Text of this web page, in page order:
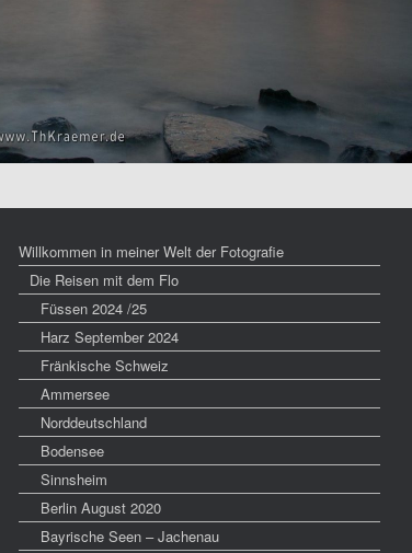
Willkommen in meiner Welt der Fotografie
Die Reisen mit dem Flo
Füssen 2024 /25
Harz September 2024
Fränkische Schweiz
Ammersee
Norddeutschland
Bodensee
Sinnsheim
Berlin August 2020
Bayrische Seen – Jachenau